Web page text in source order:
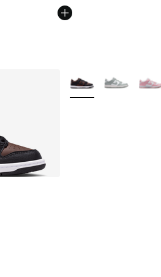
Plus de couleurs